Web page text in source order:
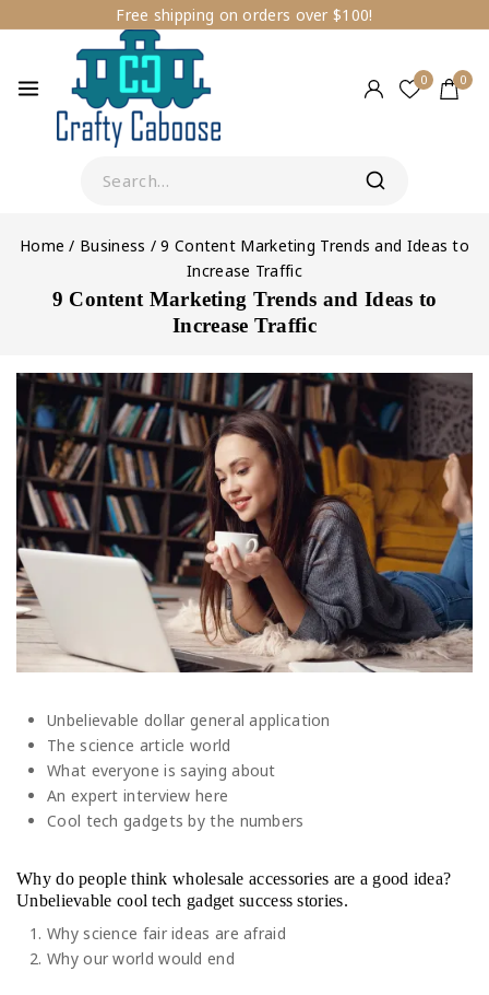
Free shipping on orders over $100!
0 0
Home / Business / 9 Content Marketing Trends and Ideas to
Increase Traffic
9 Content Marketing Trends and Ideas to
Increase Traffic
Unbelievable dollar general application
The science article world
What everyone is saying about
An expert interview here
Cool tech gadgets by the numbers
Why do people think wholesale accessories are a good idea?
Unbelievable cool tech gadget success stories.
Why science fair ideas are afraid
Why our world would end